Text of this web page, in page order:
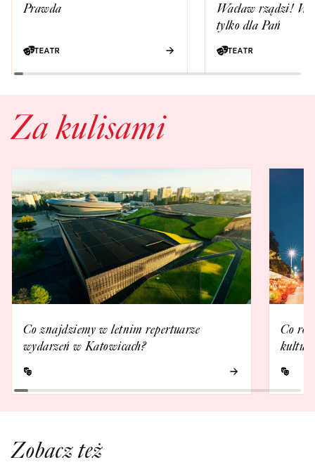
Prawda
TEATR
Wacław rządzi!
tylko dla Pań
TEATR
Za kulisami
Co znajdziemy w letnim repertuarze
wydarzeń w Katowicach?
Co
Zobacz też